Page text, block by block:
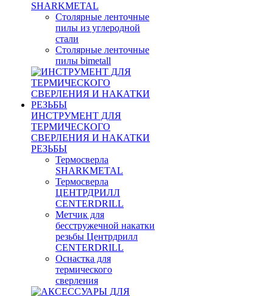
SHARKMETAL
Столярные ленточные
пилы из углеродной
стали
Столярные ленточные
пилы bimetall
ИНСТРУМЕНТ ДЛЯ
ТЕРМИЧЕСКОГО
СВЕРЛЕНИЯ И НАКАТКИ
РЕЗЬБЫ
Термосверла
SHARKMETAL
Термосверла
ЦЕНТРДРИЛЛ
CENTERDRILL
Метчик для
бесстружечной накатки
резьбы Центрдрилл
CENTERDRILL
Оснастка для
термического
сверления